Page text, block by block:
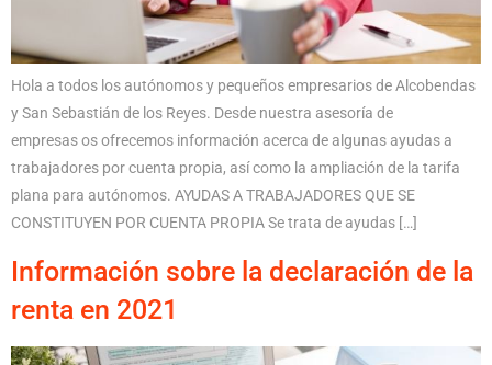
Hola a todos los autónomos y pequeños empresarios de Alcobendas
y San Sebastián de los Reyes. Desde nuestra asesoría de
empresas os ofrecemos información acerca de algunas ayudas a
trabajadores por cuenta propia, así como la ampliación de la tarifa
plana para autónomos. AYUDAS A TRABAJADORES QUE SE
CONSTITUYEN POR CUENTA PROPIA Se trata de ayudas […]
Información sobre la declaración de la
renta en 2021